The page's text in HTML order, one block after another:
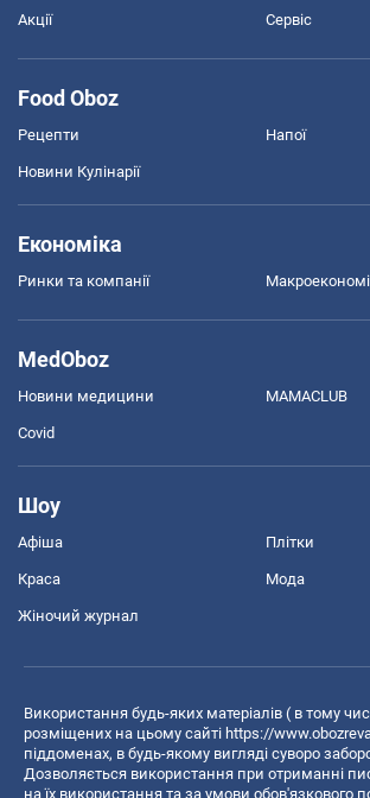
Акції Сервіс
Food Oboz
Рецепти Напої
Новини Кулінарії
Економіка
Ринки та компанії
MedOboz
Новини медицини MAMACLUB
Covid
Шоу
Афіша Плітки
Краса Мода
Жіночий журнал
Використання будь-яких матеріалів ( в тому
розміщених на цьому сайті https://
піддоменах, в будь-якому вигляді суворо
Дозволяється використання при отриманні
на їх використання та за умови обов'язкового